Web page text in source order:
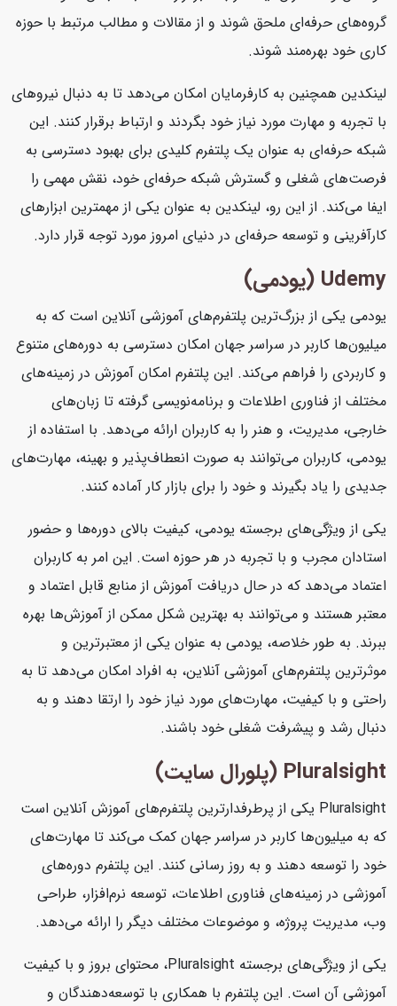
گروه‌های حرفه‌ای ملحق شوند و از مقالات و مطالب مرتبط با حوزه
کاری خود بهره‌مند شوند.
لینکدین همچنین به کارفرمایان امکان می‌دهد تا به دنبال نیروهای
با تجربه و مهارت مورد نیاز خود بگردند و ارتباط برقرار کنند. این
شبکه حرفه‌ای به عنوان یک پلتفرم کلیدی برای بهبود دسترسی به
فرصت‌های شغلی و گسترش شبکه حرفه‌ای خود، نقش مهمی را
ایفا می‌کند. از این رو، لینکدین به عنوان یکی از مهمترین ابزارهای
کارآفرینی و توسعه حرفه‌ای در دنیای امروز مورد توجه قرار دارد.
Udemy (یودمی)
یودمی یکی از بزرگ‌ترین پلتفرم‌های آموزشی آنلاین است که به
میلیون‌ها کاربر در سراسر جهان امکان دسترسی به دوره‌های متنوع
و کاربردی را فراهم می‌کند. این پلتفرم امکان آموزش در زمینه‌های
مختلف از فناوری اطلاعات و برنامه‌نویسی گرفته تا زبان‌های
خارجی، مدیریت، و هنر را به کاربران ارائه می‌دهد. با استفاده از
یودمی، کاربران می‌توانند به صورت انعطاف‌پذیر و بهینه، مهارت‌های
جدیدی را یاد بگیرند و خود را برای بازار کار آماده کنند.
یکی از ویژگی‌های برجسته یودمی، کیفیت بالای دوره‌ها و حضور
استادان مجرب و با تجربه در هر حوزه است. این امر به کاربران
اعتماد می‌دهد که در حال دریافت آموزش از منابع قابل اعتماد و
معتبر هستند و می‌توانند به بهترین شکل ممکن از آموزش‌ها بهره
ببرند. به طور خلاصه، یودمی به عنوان یکی از معتبرترین و
موثرترین پلتفرم‌های آموزشی آنلاین، به افراد امکان می‌دهد تا به
راحتی و با کیفیت، مهارت‌های مورد نیاز خود را ارتقا دهند و به
دنبال رشد و پیشرفت شغلی خود باشند.
Pluralsight (پلورال سایت)
Pluralsight یکی از پرطرفدارترین پلتفرم‌های آموزش آنلاین است
که به میلیون‌ها کاربر در سراسر جهان کمک می‌کند تا مهارت‌های
خود را توسعه دهند و به روز رسانی کنند. این پلتفرم دوره‌های
آموزشی در زمینه‌های فناوری اطلاعات، توسعه نرم‌افزار، طراحی
وب، مدیریت پروژه، و موضوعات مختلف دیگر را ارائه می‌دهد.
یکی از ویژگی‌های برجسته Pluralsight، محتوای بروز و با کیفیت
آموزشی آن است. این پلتفرم با همکاری با توسعه‌دهندگان و